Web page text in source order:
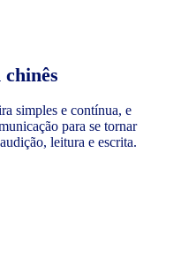
simples e contínua, e
para se tornar
leitura e escrita.